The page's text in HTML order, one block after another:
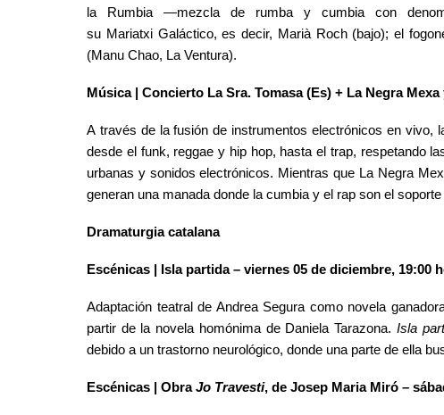
la Rumbia —mezcla de rumba y cumbia con
su Mariatxi Galáctico, es decir, Marià Roch (bajo); el
(Manu Chao, La Ventura).
Música | Concierto La Sra. Tomasa (Es) + La Negra
A través de la fusión de instrumentos electrónicos en vivo,
desde el funk, reggae y hip hop, hasta el trap, respetando
urbanas y sonidos electrónicos. Mientras que La Negra
generan una manada donde la cumbia y el rap son el
Dramaturgia catalana
Escénicas | Isla partida – viernes 05 de diciembre, 19:00
Adaptación teatral de Andrea Segura como novela
partir de la novela homónima de Daniela Tarazona. Isla
debido a un trastorno neurológico, donde una parte de ella
Escénicas | ObraJo Travesti, de Josep Maria Miró –